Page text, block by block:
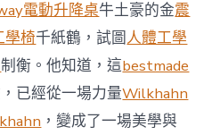
學
椅
說〉
中
電動升降桌牛土豪的金震
學椅千紙鶴，試圖人體工學
制衡。他知道，這bestmade
已經從一場力量Wilkhahn
，變成了一場美學與